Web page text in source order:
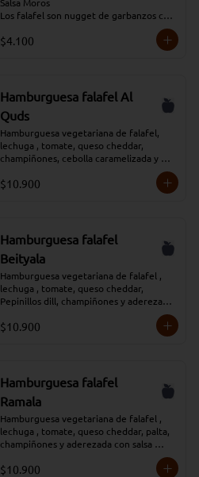
Los falafel son nugget de garbanzos con
verduras condimentados y que se fríen
en aceite profundo.
$4.100
Hamburguesa falafel Al
Quds
Hamburguesa vegetariana de falafel,
lechuga , tomate, queso cheddar,
champiñones, cebolla caramelizada y
aderezada con salsa tradicional Moros,
acompañada de papas fritas y salsa
$10.900
Hamburguesa falafel
Beityala
Hamburguesa vegetariana de falafel ,
lechuga , tomate, queso cheddar,
Pepinillos dill, champiñones y aderezada
con salsa tradicional Moros, acompañada
de papas fritas y salsa adicional
$10.900
Hamburguesa falafel
Ramala
Hamburguesa vegetariana de falafel ,
lechuga , tomate, queso cheddar, palta,
champiñones y aderezada con salsa
tradicional Moros, acompañada de papas
fritas y salsa adicional.
$10.900